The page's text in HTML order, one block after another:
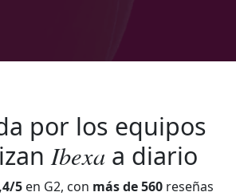
por los equipos
Ibexaa diario
5 en G2, con más de 560 reseñas